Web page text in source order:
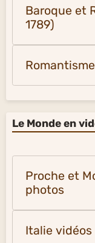
Baroque et
1789)
Le Monde en
Proche et
photos
Italie vidéos